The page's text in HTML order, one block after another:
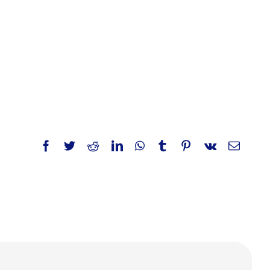
Facebook
TwitterRedditLinkedInWhatsApp
TumblrPinterest
Vk
E-